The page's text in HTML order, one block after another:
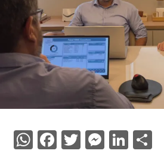
WhatsApp
Facebook
Twitter